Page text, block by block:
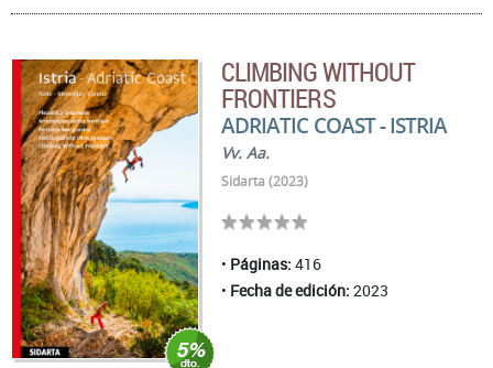
CLIMBING WITHOUT
FRONTIERS
ADRIATIC COAST - ISTRIA
Vv. Aa.
Sidarta (2023)
Páginas: 416
Fecha de edición: 2023